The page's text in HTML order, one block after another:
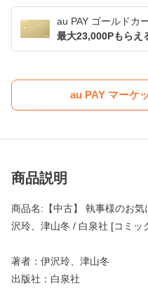
au PAY ゴールドカ
最大23,000Pもらえ
au PAY マーケ
商品説明
商品名:【中古】 執事様のお
沢玲、津山冬 / 白泉社 [コミッ
著者：伊沢玲、津山冬
出版社：白泉社